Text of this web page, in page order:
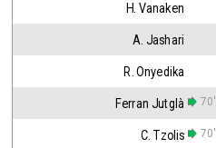
H. Vanaken
A. Jashari
R. Onyedika
Ferran Jutglà 70'
C. Tzolis 70'